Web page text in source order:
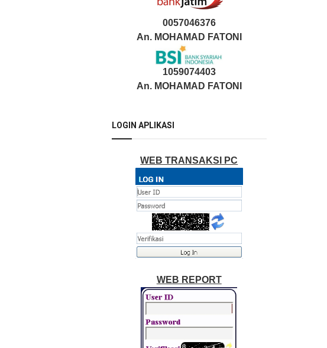
0057046376
An. MOHAMAD FATONI
1059074403
An. MOHAMAD FATONI
LOGIN APLIKASI
WEB TRANSAKSI PC
WEB REPORT